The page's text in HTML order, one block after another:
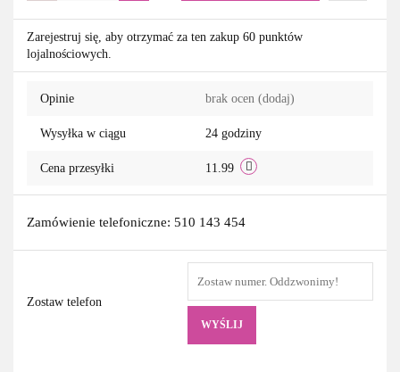
Do
Zarejestruj się, aby otrzymać za ten zakup 60 punktów
lojalnościowych.
Opinie brak ocen (dodaj)
Wysyłka w ciągu 24 godziny
Cena przesyłki 11.99
Zamówienie telefoniczne: 510 143 454
Zostaw telefon
WYŚLIJ